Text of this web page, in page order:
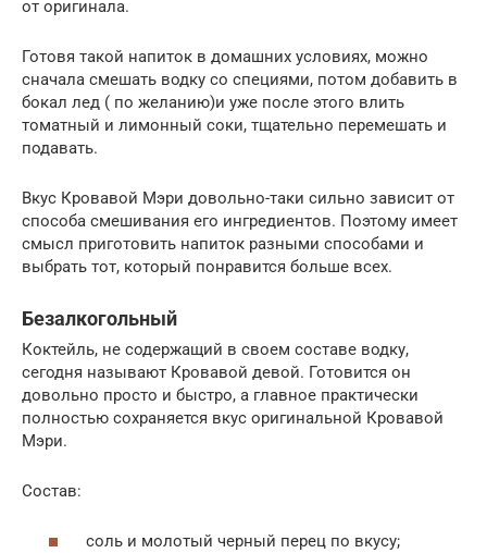
от оригинала.
Готовя такой напиток в домашних условиях, можно
сначала смешать водку со специями, потом добавить в
бокал лед ( по желанию)и уже после этого влить
томатный и лимонный соки, тщательно перемешать и
подавать.
Вкус Кровавой Мэри довольно-таки сильно зависит от
способа смешивания его ингредиентов. Поэтому имеет
смысл приготовить напиток разными способами и
выбрать тот, который понравится больше всех.
Безалкогольный
Коктейль, не содержащий в своем составе водку,
сегодня называют Кровавой девой. Готовится он
довольно просто и быстро, а главное практически
полностью сохраняется вкус оригинальной Кровавой
Мэри.
Состав:
соль и молотый черный перец по вкусу;